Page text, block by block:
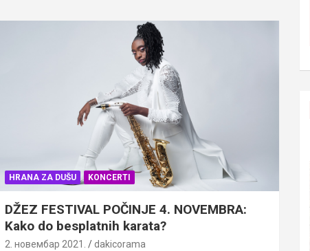
HRANA ZA DUŠU KONCERTI
DŽEZ FESTIVAL POČINJE 4. NOVEMBRA:
Kako do besplatnih karata?
2. новембар 2021. dakicorama